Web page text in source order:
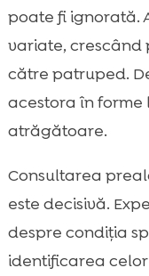
poate fi ignorată.
variate,
către patruped.
acestora în
atrăgătoare.
Consultarea
este decisivă.
despre condiția
identificarea